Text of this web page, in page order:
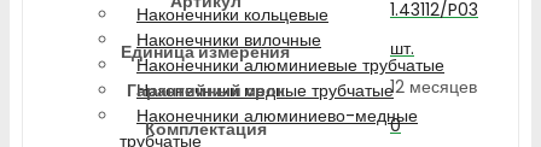
Наконечники кольцевые
Наконечники вилочные
Наконечники алюминиевые трубчатые
Наконечники медные трубчатые
Наконечники алюминиево-медные
трубчатые
1.43112/P03
Единица измерения
шт.
Гарантийный срок
12 месяцев
Комплектация
0